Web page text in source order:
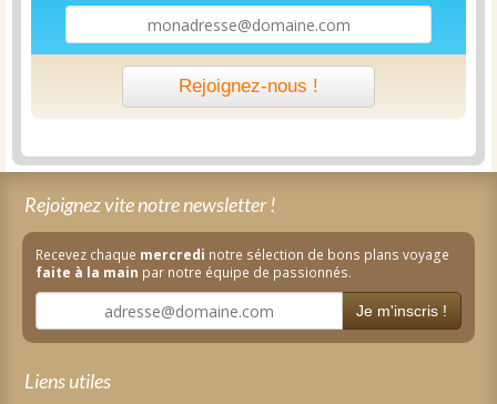
Rejoignez-nous !
Rejoignez vite notre newsletter !
Recevez chaque mercredi notre sélection de bons plans voyage
faite à la main par notre équipe de passionnés.
Je m'inscris !
Liens utiles